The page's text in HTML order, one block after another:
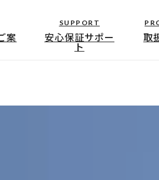
案
SUPPORT
安心保証サポー
ト
取